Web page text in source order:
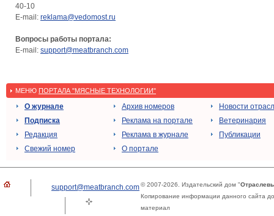
40-10
E-mail: reklama@vedomost.ru
Вопросы работы портала:
E-mail: support@meatbranch.com
МЕНЮ ПОРТАЛА "МЯСНЫЕ ТЕХНОЛОГИИ"
О журнале
Подписка
Редакция
Свежий номер
Архив номеров
Реклама на портале
Реклама в журнале
О портале
Новости
Ветеринария
Публикации
support@meatbranch.com© 2007-2026. Издательский дом "
Копирование информации данного сайта
материал